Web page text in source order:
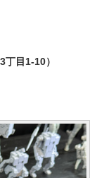
目1-10）